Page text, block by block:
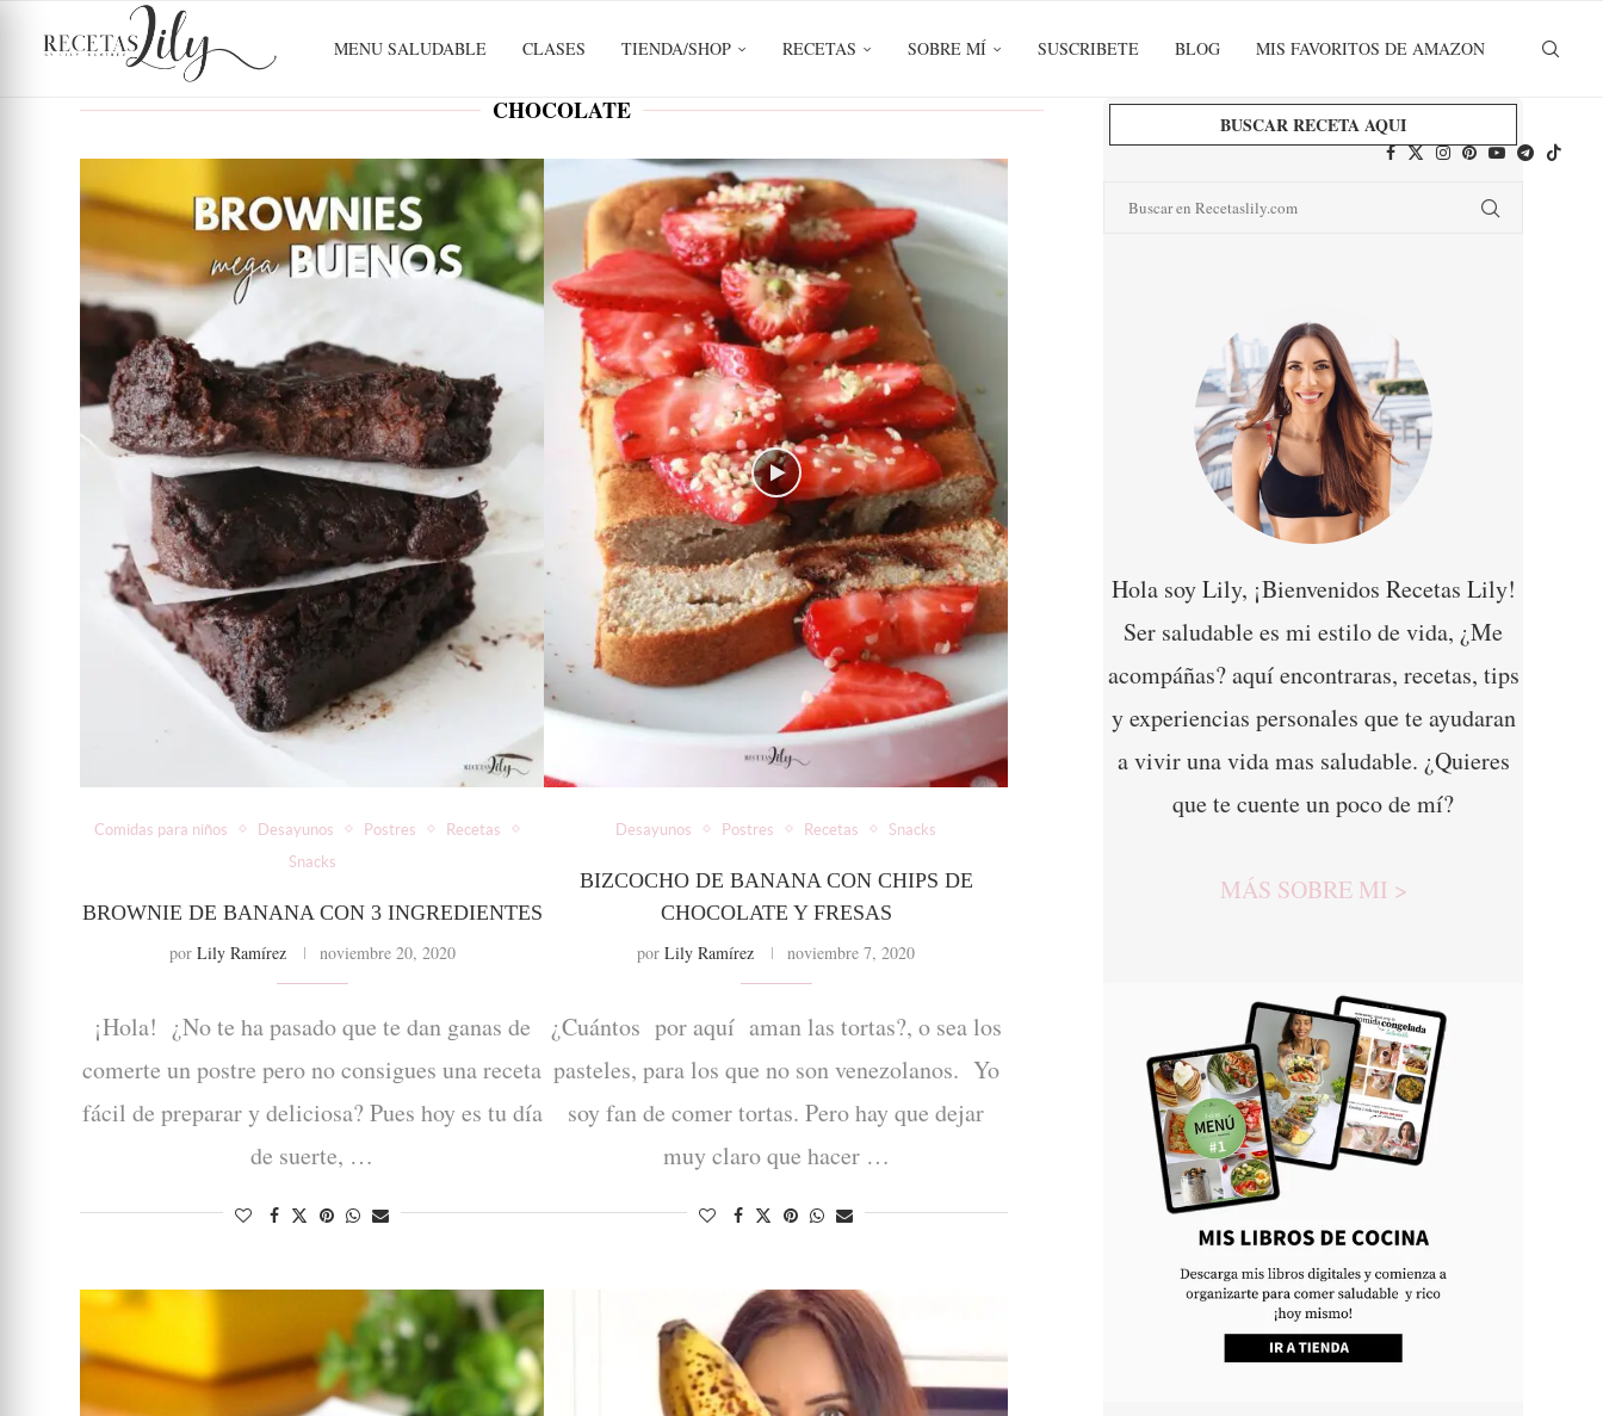
MENU SALUDABLE CLASES TIENDA/SHOP RECETAS SOBRE MÍ SUSCRIBETE BLOG MIS FAVORITOS DE AMAZON
CHOCOLATE
Comidas para niños Desayunos Postres
Recetas
Snacks
BROWNIE DE BANANA CON 3 INGREDIENTES
por Lily Ramírez noviembre 20, 2020
¡Hola! ¿No te ha pasado que te dan ganas de
comerte un postre pero no consigues una receta
fácil de preparar y deliciosa? Pues hoy es tu día
de suerte, …
Desayunos Postres Recetas Snacks
BIZCOCHO DE BANANA CON CHIPS DE
CHOCOLATE Y FRESAS
porLily Ramírez noviembre 7, 2020
¿Cuántos por aquí aman las tortas?, o sea los
pasteles, para los que no son venezolanos. Yo
soy fan de comer tortas. Pero hay que dejar
muy claro que hacer …
BUSCAR RECETA AQUI
Hola soy Lily, ¡Bienvenidos Recetas Lily!
Ser saludable es mi estilo de vida, ¿Me
acompáñas? aquí encontraras, recetas, tips
y experiencias personales que te ayudaran
a vivir una vida mas saludable. ¿Quieres
que te cuente un poco de mí?
MÁS SOBRE MI >